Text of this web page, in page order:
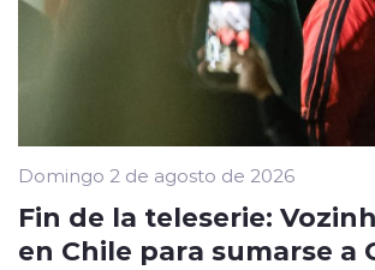
Domingo 2 de agosto de 2026
Fin de la teleserie:
en Chile para sumarse a